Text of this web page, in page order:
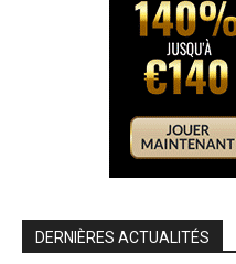
DERNIÈRES ACTUALITÉS